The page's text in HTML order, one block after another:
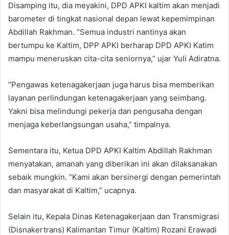
Disamping itu, dia meyakini, DPD APKI kaltim akan menjadi
barometer di tingkat nasional depan lewat kepemimpinan
Abdillah Rakhman. “Semua industri nantinya akan
bertumpu ke Kaltim, DPP APKI berharap DPD APKI Katim
mampu meneruskan cita-cita seniornya,” ujar Yuli Adiratna.
“Pengawas ketenagakerjaan juga harus bisa memberikan
layanan perlindungan ketenagakerjaan yang seimbang.
Yakni bisa melindungi pekerja dan pengusaha dengan
menjaga keberlangsungan usaha,” timpalnya.
Sementara itu, Ketua DPD APKI Kaltim Abdillah Rakhman
menyatakan, amanah yang diberikan ini akan dilaksanakan
sebaik mungkin. “Kami akan bersinergi dengan pemerintah
dan masyarakat di Kaltim,” ucapnya.
Selain itu, Kepala Dinas Ketenagakerjaan dan Transmigrasi
(Disnakertrans) Kalimantan Timur (Kaltim) Rozani Erawadi